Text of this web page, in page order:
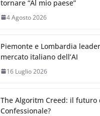
tornare “Al mio paese”
4 Agosto 2026
Piemonte e Lombardia
mercato italiano dell’AI
16 Luglio 2026
The Algoritm Creed: il futuro
Confessionale?